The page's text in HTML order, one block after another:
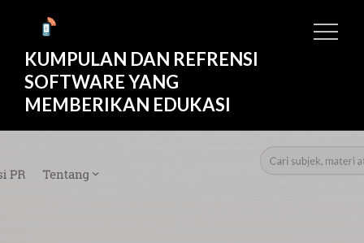
contentKUMPULAN DAN REFRENSI
SOFTWARE YANG
MEMBERIKAN EDUKASI